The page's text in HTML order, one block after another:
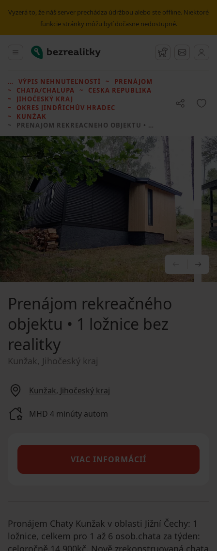
Vyzerá to, že náš server prechádza údržbou alebo ste offline. Niektoré
funkcie stránky môžu byť dočasne nedostupné.
Hlavné menu
Bezrealitky Strážny pes
Správy
VÝPIS NEHNUTEĽNOSTÍ
PRENÁJOM
CHATA/CHALUPA
ČESKÁ REPUBLIKA
JIHOČESKÝ KRAJ
OKRES JINDŘICHŮV HRADEC
KUNŽAK
PRENÁJOM REKREAČNÉHO OBJEKTU • 1 LOŽNICE BEZ REALITKY
Prenájom rekreačného
objektu • 1 ložnice bez
realitky
Kunžak, Jihočeský kraj
Kunžak, Jihočeský kraj
MHD 4 minúty autom
VIAC INFORMÁCIÍ
Pronájem Chaty Kunžak v oblasti Jižní Čechy: 1
ložnice, celkem pro 1 až 6 osob.chata za týden:
celoročně 14.900kč. Nově zrekonstruovaná chata